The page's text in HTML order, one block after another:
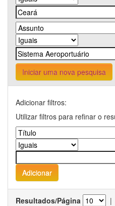
Iniciar uma nova pesquisa
Adicionar filtros:
Utilizar filtros para refinar o
Resultados/Página |